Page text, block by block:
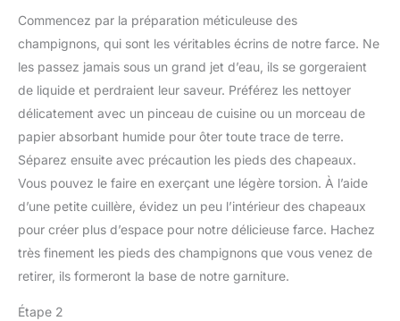
Commencez par la préparation méticuleuse des
champignons, qui sont les véritables écrins de notre farce. Ne
les passez jamais sous un grand jet d’eau, ils se gorgeraient
de liquide et perdraient leur saveur. Préférez les nettoyer
délicatement avec un pinceau de cuisine ou un morceau de
papier absorbant humide pour ôter toute trace de terre.
Séparez ensuite avec précaution les pieds des chapeaux.
Vous pouvez le faire en exerçant une légère torsion. À l’aide
d’une petite cuillère, évidez un peu l’intérieur des chapeaux
pour créer plus d’espace pour notre délicieuse farce. Hachez
très finement les pieds des champignons que vous venez de
retirer, ils formeront la base de notre garniture.
Étape 2